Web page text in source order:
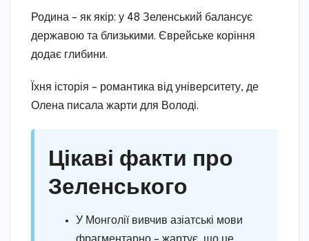
Родина – як якір: у 48 Зеленський балансує
державою та близькими. Єврейське коріння
додає глибини.
Їхня історія – романтика від університету, де
Олена писала жарти для Володі.
Цікаві факти про
Зеленського
У Монголії вивчив азіатські мови